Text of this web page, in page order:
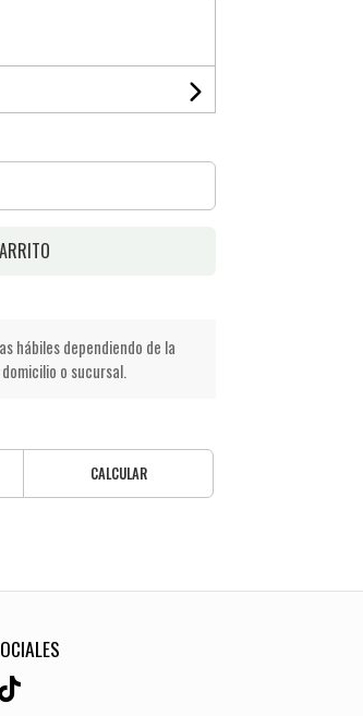
hábiles dependiendo de la
o sucursal.
CALCULAR